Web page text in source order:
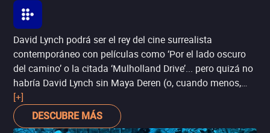
David Lynch podrá ser el rey del cine surrealista
contemporáneo con películas como ‘Por el lado oscuro
del camino’ o la citada ‘Mulholland Drive’... pero quizá no
habría David Lynch sin Maya Deren (o, cuando menos,
ella exploró muchos de los mismos intereses formales y
temáticos antes que él). Con el cortometraje codirigido
con su esposo Alexander Hammid, ‘Redes en el atardecer’
[+]
DESCUBRE MÁS